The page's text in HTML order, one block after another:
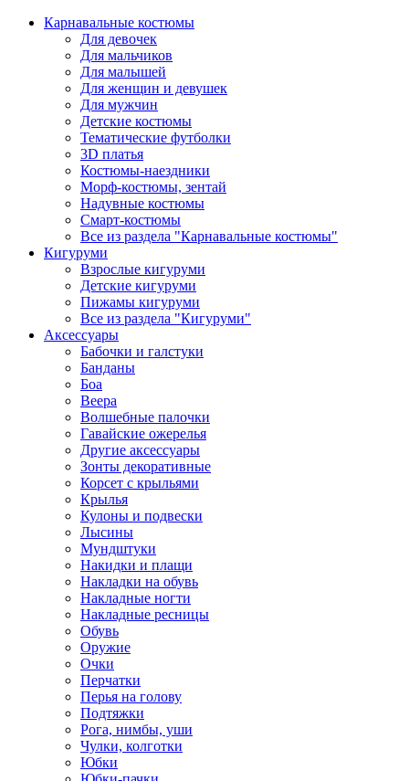
Карнавальные костюмы
Для девочек
Для мальчиков
Для малышей
Для женщин и девушек
Для мужчин
Детские костюмы
Тематические футболки
3D платья
Костюмы-наездники
Морф-костюмы, зентай
Надувные костюмы
Смарт-костюмы
Все из раздела "Карнавальные костюмы"
Кигуруми
Взрослые кигуруми
Детские кигуруми
Пижамы кигуруми
Все из раздела "Кигуруми"
Аксессуары
Бабочки и галстуки
Банданы
Боа
Веера
Волшебные палочки
Гавайские ожерелья
Другие аксессуары
Зонты декоративные
Корсет с крыльями
Крылья
Кулоны и подвески
Лысины
Мундштуки
Накидки и плащи
Накладки на обувь
Накладные ногти
Накладные ресницы
Обувь
Оружие
Очки
Перчатки
Перья на голову
Подтяжки
Рога, нимбы, уши
Чулки, колготки
Юбки